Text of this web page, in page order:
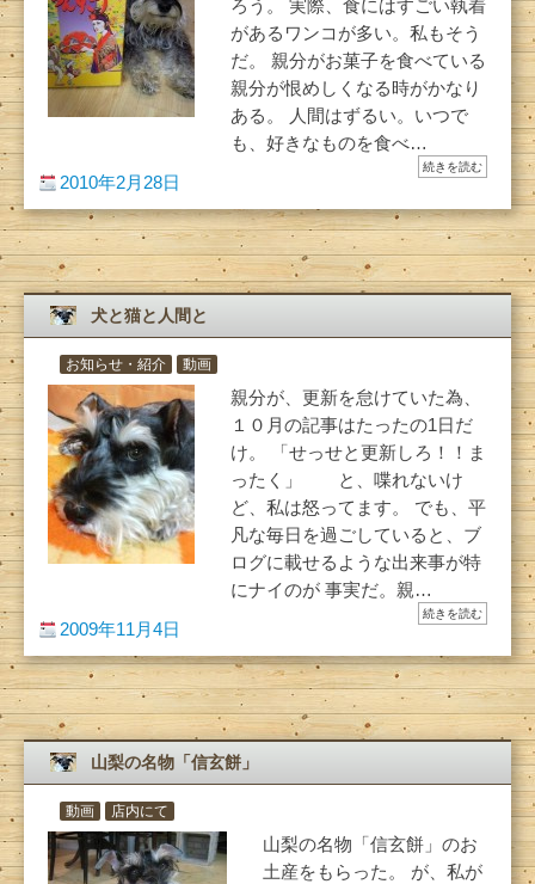
ろう。 実際、食にはすごい執着
があるワンコが多い。私もそう
だ。 親分がお菓子を食べている
親分が恨めしくなる時がかなり
ある。 人間はずるい。いつで
も、好きなものを食べ…
続きを読む
2010年2月28日
犬と猫と人間と
お知らせ・紹介 動画
親分が、更新を怠けていた為、
１０月の記事はたったの1日だ
け。 「せっせと更新しろ！！ま
ったく」 と、喋れないけ
ど、私は怒ってます。 でも、平
凡な毎日を過ごしていると、ブ
ログに載せるような出来事が特
にナイのが 事実だ。親…
続きを読む
2009年11月4日
山梨の名物「信玄餅」
動画 店内にて
山梨の名物「信玄餅」のお
土産をもらった。 が、私が